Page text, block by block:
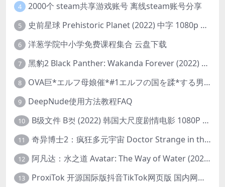
4 2000个 steam共享游戏账号 离线steam账号分享
5 史前星球 Prehistoric Planet (2022) 中字 1080p 高清 阿里云盘 2022.5.27已更新全集
6 洋葱学院中小学免费课程集合 云盘下载
7 黑豹2 Black Panther: Wakanda Forever (2022) 高清版
8 OVA巨*エルフ母娘催*#1エルフの国を蹂*する男。汚された女王と姫
9 DeepNude使用方法教程FAQ
10 B级文件 B컷 (2022) 韩国大尺度剧情电影 1080P 中字
11 奇异博士2：疯狂多元宇宙 Doctor Strange in the Multiverse of Madness (2022) 高清版1080p
12 阿凡达：水之道 Avatar: The Way of Water (2022) 1080p 2k 4k 中文字幕
13 ProxiTok 开源国际版抖音TikTok网页版 国内网络直连